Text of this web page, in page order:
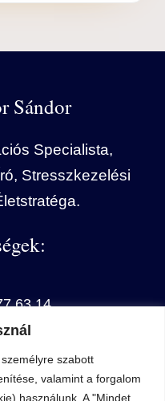
szabott
valamint a forgalom
használunk. A "Mindet
Sándor
Specialista,
Stresszkezelési
63 14
Tréningek